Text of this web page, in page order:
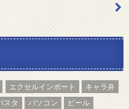
エクセルインポート
キャラ弁
スタ パソコン
ビール